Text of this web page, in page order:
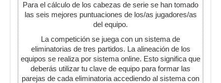
Para el cálculo de los cabezas de serie se han tomado
las seis mejores puntuaciones de los/as jugadores/as
del equipo.
La competición se juega con un sistema de
eliminatorias de tres partidos. La alineación de los
equipos se realiza por sistema online. Esto significa que
deberás utilizar tu clave de equipo para formar las
parejas de cada eliminatoria accediendo al sistema con